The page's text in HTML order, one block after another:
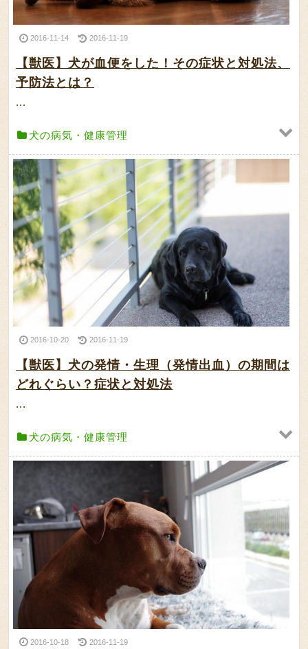
2016-11-14 2016-11-19
【獣医】犬が血便をした！その症状と対処法、
予防法とは？
...
犬の病気・健康管理
2016-10-20 2016-11-19
【獣医】犬の発情・生理（発情出血）の期間は
どれぐらい？症状と対処法
...
犬の病気・健康管理
2016-10-18 2016-11-19